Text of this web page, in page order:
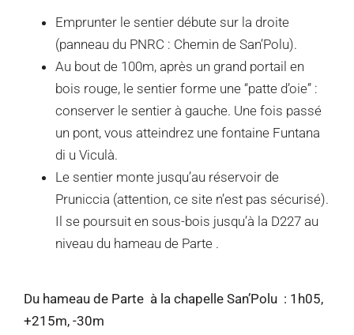
Emprunter le sentier débute sur la droite
(panneau du PNRC : Chemin de San’Polu).
Au bout de 100m, après un grand portail en
bois rouge, le sentier forme une “patte d’oie” :
conserver le sentier à gauche. Une fois passé
un pont, vous atteindrez une fontaine Funtana
di u Viculà.
Le sentier monte jusqu’au réservoir de
Pruniccia (attention, ce site n’est pas sécurisé).
Il se poursuit en sous-bois jusqu’à la D227 au
niveau du hameau de Parte .
Du hameau de Parte à la chapelle San’Polu : 1h05,
+215m, -30m